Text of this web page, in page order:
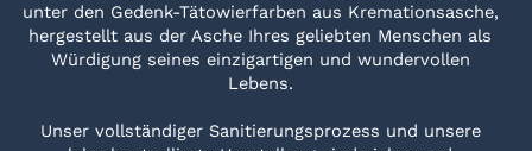
unter den Gedenk-Tätowierfarben aus Kremationsasche,
hergestellt aus der Asche Ihres geliebten Menschen als
Würdigung seines einzigartigen und wundervollen
Lebens.
Unser vollständiger Sanitierungsprozess und unsere